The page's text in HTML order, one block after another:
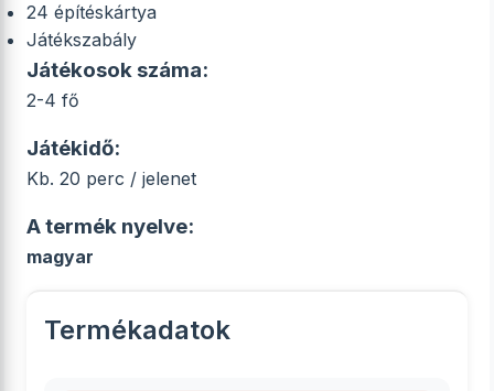
24 építéskártya
Játékszabály
Játékosok száma:
2-4 fő
Játékidő:
Kb. 20 perc / jelenet
A termék nyelve:
magyar
Termékadatok